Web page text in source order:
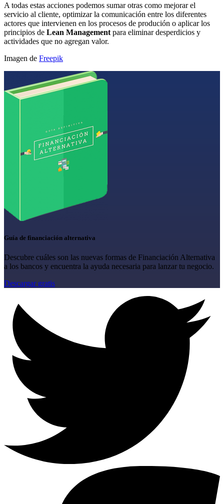
A todas estas acciones podemos sumar otras como mejorar el
servicio al cliente, optimizar la comunicación entre los diferentes
actores que intervienen en los procesos de produción o aplicar los
principios de Lean Management para eliminar desperdicios y
actividades que no agregan valor.
Imagen de Freepik
Guía de financiación alternativa
Descubre cuáles son las nuevas formas de Financiación Alternativa
a los bancos y encuentra la ayuda necesaria para lanzar tu negocio.
Descargar gratis